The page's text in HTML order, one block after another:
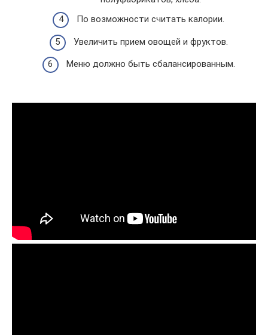
По возможности считать калории.
Увеличить прием овощей и фруктов.
Меню должно быть сбалансированным.